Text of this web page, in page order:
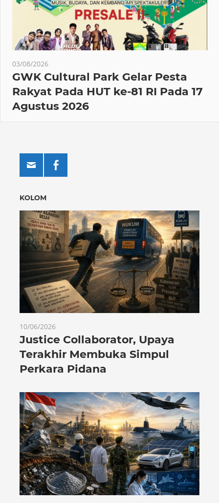
03/08/2026
GWK Cultural Park Gelar Pesta
Rakyat Pada HUT ke-81 RI Pada 17
Agustus 2026
KOLOM
10/06/2026
Justice Collaborator, Upaya
Terakhir Membuka Simpul
Perkara Pidana